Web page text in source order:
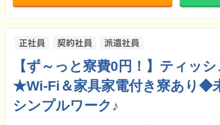
【ず～っと寮費0円！】ティッ
★Wi-Fi＆家具家電付き寮あり◆
シンプルワーク♪